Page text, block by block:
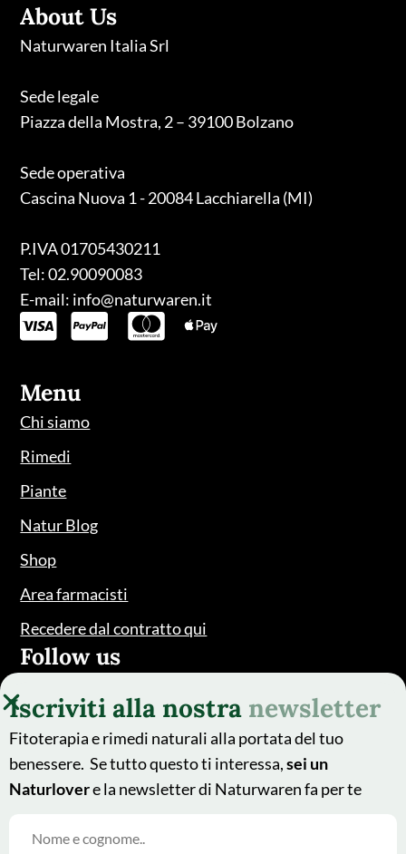
About Us
Naturwaren Italia Srl
Sede legale
Piazza della Mostra, 2 – 39100 Bolzano
Sede operativa
Cascina Nuova 1 - 20084 Lacchiarella (MI)
P.IVA 01705430211
Tel: 02.90090083
E-mail: info@naturwaren.it
Menu
Chi siamo
Rimedi
Piante
Natur Blog
Shop
Area farmacisti
Recedere dal contratto qui
Follow us
Iscriviti alla nostra newsletter
Fitoterapia e rimedi naturali alla portata del tuo
benessere. Se tutto questo ti interessa,sei un
Naturlovere la newsletter di Naturwaren fa per te